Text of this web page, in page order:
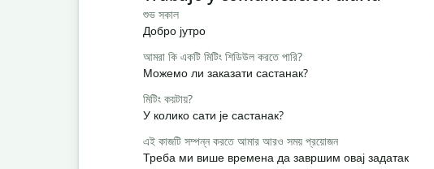
শুভ সকাল
Добро јутро
আমরা কি একটি মিটিং শিডিউল করতে পারি?
Можемо ли заказати састанак?
মিটিং কয়টায়?
У колико сати је састанак?
এই কাজটি সম্পন্ন করতে আমার আরও সময় প্রয়োজন
Треба ми више времена да завршим овај задатак